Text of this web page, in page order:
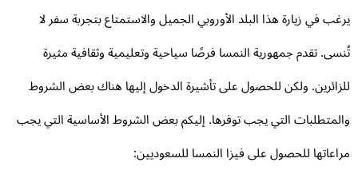
في زيارة هذا البلد الأوروبي الجميل والاستمتاع بتجربة سفر لا
تقدم جمهورية النمسا فرصًا سياحية وتعليمية وثقافية مثيرة
ولكن للحصول على تأشيرة الدخول إليها هناك بعض الشروط
التي يجب توفرها. إليكم بعض الشروط الأساسية التي يجب
للحصول على فيزا النمسا للسعوديين: